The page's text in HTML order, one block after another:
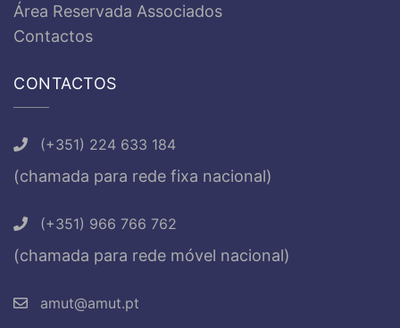
Área Reservada Associados
Contactos
CONTACTOS
(+351) 224 633 184
(chamada para rede fixa nacional)
(+351) 966 766 762
(chamada para rede móvel nacional)
amut@amut.pt